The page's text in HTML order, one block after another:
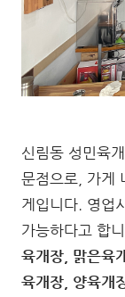
신림동 성민육
문점으로, 가게
게입니다. 영업
가능하다고 합
육개장, 맑은육
육개장, 양육개